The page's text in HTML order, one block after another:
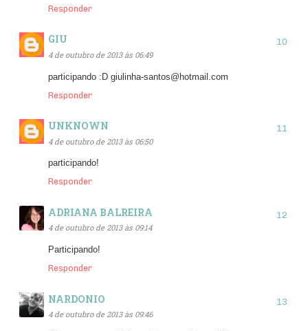
Responder
GIU
4 de outubro de 2013 às 06:49
participando :D giulinha-santos@hotmail.com
Responder
UNKNOWN
4 de outubro de 2013 às 06:50
participando!
Responder
ADRIANA BALREIRA
4 de outubro de 2013 às 09:14
Participando!
Responder
NARDONIO
4 de outubro de 2013 às 09:46